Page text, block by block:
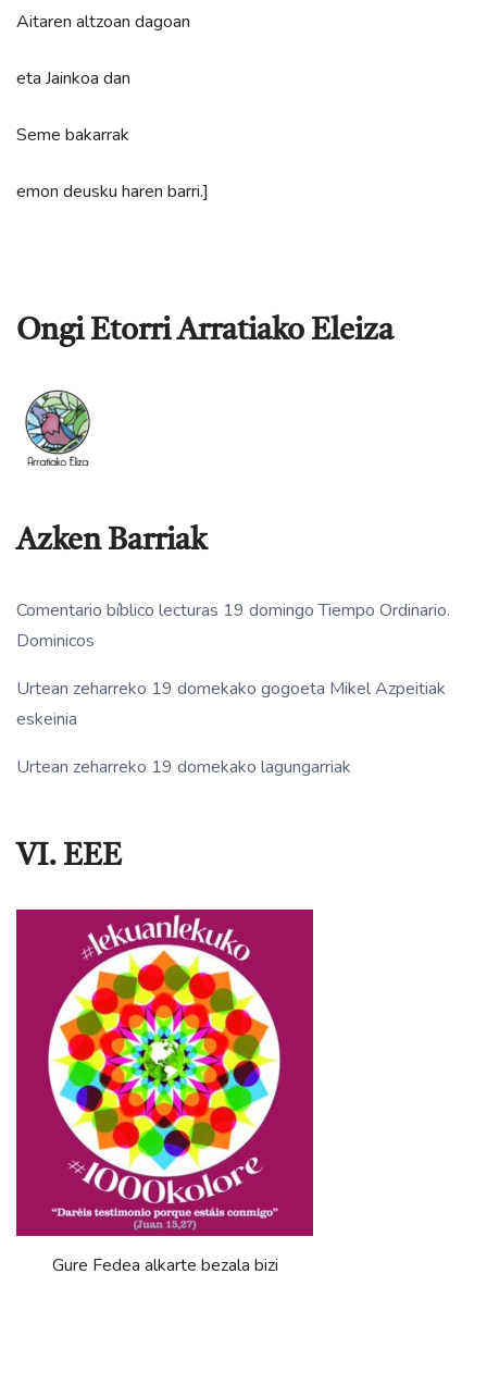
Aitaren altzoan dagoan
eta Jainkoa dan
Seme bakarrak
emon deusku haren barri.]
Ongi Etorri Arratiako Eleiza
Azken Barriak
Comentario bíblico lecturas 19 domingo Tiempo Ordinario.
Dominicos
Urtean zeharreko 19 domekako gogoeta Mikel Azpeitiak
eskeinia
Urtean zeharreko 19 domekako lagungarriak
VI. EEE
Gure Fedea alkarte bezala bizi